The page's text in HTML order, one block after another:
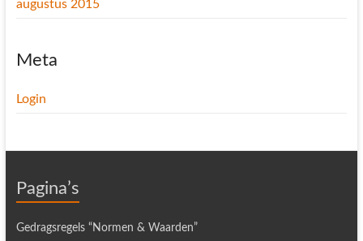
augustus 2015
Meta
Login
Pagina’s
Gedragsregels “Normen & Waarden”